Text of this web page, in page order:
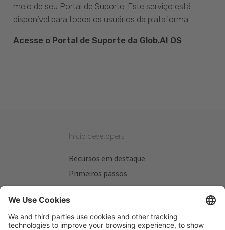
meio de seu Portal de Suporte. Este serviço está
disponível para todos os usuários da plataforma.
Acesse o Portal de Suporte da Glob.AI OS
Inicio developers
Recursos em destaque
Primeiros passos
Beta Testers
Meus Planos